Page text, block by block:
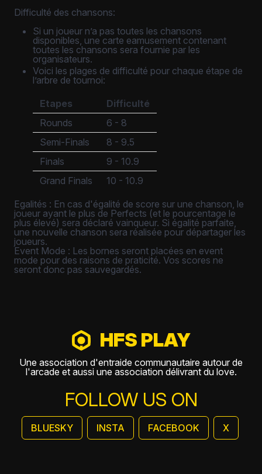
Difficulté des chansons:
Si un joueur n’a pas toutes les chansons
disponibles, une carte eamusement contenant
toutes les chansons sera fournie par les
organisateurs.
Voici les plages de difficulté pour chaque étape de
l’arbre de tournoi:
Etapes
Difficulté
Rounds
6 - 8
Semi-Finals
8 - 9.5
Finals
9 - 10.9
Grand Finals
10 - 10.9
Egalités : En cas d'égalité de score sur une chanson, le
joueur ayant le plus de Perfects (et le pourcentage le
plus élevé) sera déclaré vainqueur. Si égalité parfaite,
une nouvelle chanson sera réalisée pour départager les
joueurs.
Event Mode : Les bornes seront placées en event
mode pour des raisons de praticité. Vos scores ne
seront donc pas sauvegardés.
HFS PLAY
Une association d'entraide communautaire autour de
l'arcade et aussi une association délivrant du love.
FOLLOW US ON
BLUESKY INSTA FACEBOOK X